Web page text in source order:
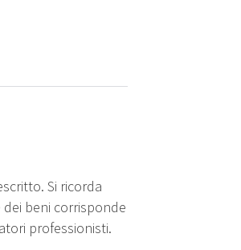
Si ricorda
beni corrisponde
professionisti.